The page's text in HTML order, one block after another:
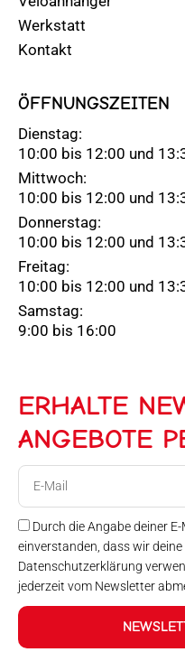
Werkstatt
Kontakt
ÖFFNUNGSZEITEN
Dienstag:
10:00 bis 12:00 und
Mittwoch:
10:00 bis 12:00 und
Donnerstag:
10:00 bis 12:00 und
Freitag:
10:00 bis 12:00 und
Samstag:
9:00 bis 16:00
ERHALTE
ANGEBOTE
Durch die Angabe deiner
einverstanden, dass wir
Datenschutzerklärung
jederzeit vom Newsletter